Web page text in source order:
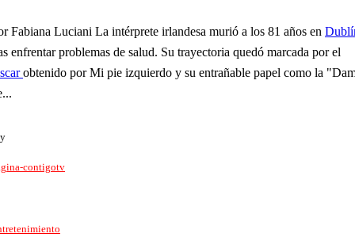
Por Fabiana Luciani La intérprete irlandesa murió a los 81 años en
enfrentar problemas de salud. Su trayectoria quedó marcada por el
obtenido por Mi pie izquierdo y su entrañable papel como la
contigotv